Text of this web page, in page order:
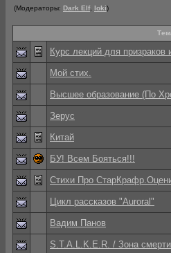
(Модераторы: Dark Elf, loki)
Курс лекций для призраков
Мой стих.
Высшее образование (По
Зерус
Китай
БУ! Всем Бояться!!!
Стихи Про
Цикл рассказов "Auroral"
Вадим Панов
S.T.A.L.K.E.R. / Зона смерти